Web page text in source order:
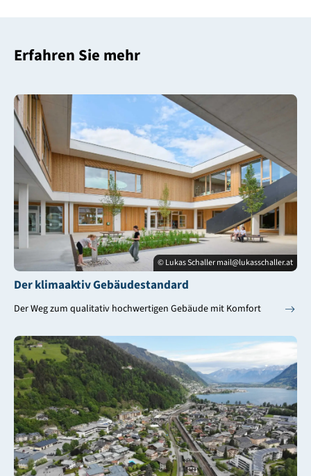
Erfahren Sie mehr
© Lukas Schaller mail@lukasschaller.at
Der klimaaktiv Gebäudestandard
Der Weg zum qualitativ hochwertigen Gebäude mit Komfort